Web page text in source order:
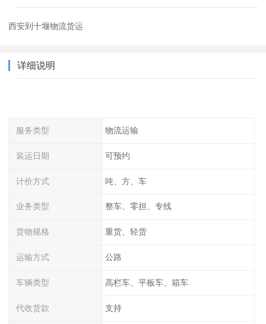
西安到十堰物流货运
详细说明
服务类型 物流运输
装运日期 可预约
计价方式 吨、方、车
业务类型 整车、零担、专线
货物规格 重货、轻货
运输方式 公路
车辆类型 高栏车、平板车、箱车
代收货款 支持